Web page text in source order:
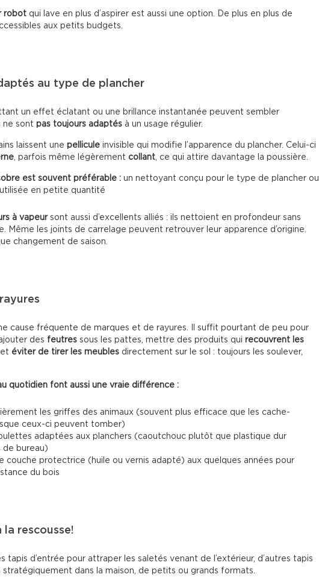
robot qui lave en plus d’aspirer est aussi une option. De plus en plus de
aux petits budgets.
au type de plancher
un effet éclatant ou une brillance instantanée peuvent sembler
ne sont pas toujours adaptés à un usage régulier.
laissent une pellicule invisible qui modifie l’apparence du plancher. Celui-ci
, parfois même légèrement collant, ce qui attire davantage la poussière.
est souvent préférable : un nettoyant conçu pour le type de plancher ou
en petite quantité
à vapeursont aussi d’excellents alliés : ils nettoient en profondeur sans
Même les joints de carrelage peuvent retrouver leur apparence d’origine.
changement de saison.
cause fréquente de marques et de rayures. Il suffit pourtant de peu pour
des feutres sous les pattes, mettre des produits qui recouvrent les
éviter de tirer les meubles directement sur le sol : toujours les soulever,
quotidien font aussi une vraie différence :
les griffes des animaux (souvent plus efficace que les cache-
ceux-ci peuvent tomber)
adaptées aux planchers (caoutchouc plutôt que plastique dur
de bureau)
couche protectrice (huile ou vernis adapté) aux quelques années pour
du bois
la rescousse!
tapis d’entrée pour attraper les saletés venant de l’extérieur, d’autres tapis
dans la maison, de petits ou grands formats.